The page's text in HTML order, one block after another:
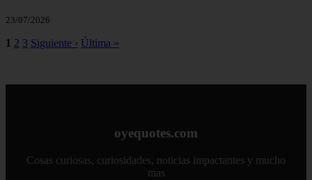
23/07/2026
1 2 3 Siguiente › Última »
oyequotes.com
Cosas curiosas, curiosidades, noticias impactantes y mucho
mas